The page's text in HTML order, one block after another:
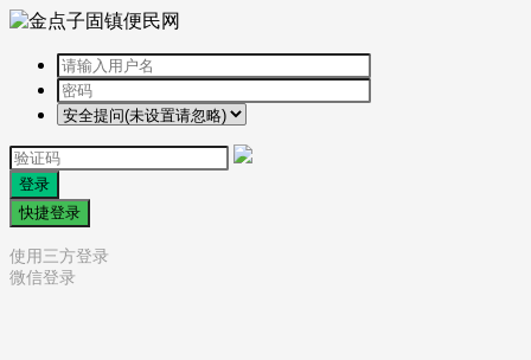
登录
快捷登录
使用三方登录
微信登录